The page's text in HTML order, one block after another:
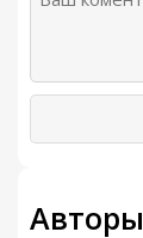
Авторы